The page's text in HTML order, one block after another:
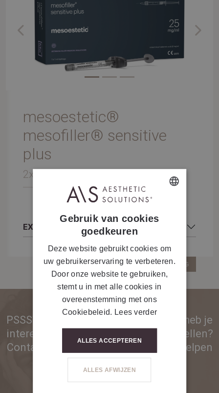
Previous Next
mesoestetic®
mesofiller® sensitive
plus
2x1ml 25 mg/ml
EXTRA INFORMATIE
GA TERUG
PSSST... Ben je nog geen partner en heb je
interesse in onze producten of toestellen?
Contacteer ons voor meer info. We helpen
je graag!
FRENCH
Gebruik van cookies
goedkeuren
Deze website gebruikt cookies om
uw gebruikerservaring te verbeteren.
Door onze website te gebruiken,
stemt u in met alle cookies in
overeenstemming met ons
Cookiebeleid.
Lees verder
ALLES ACCEPTEREN
ALLES AFWIJZEN